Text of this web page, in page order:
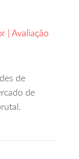
| Avaliação
de
de